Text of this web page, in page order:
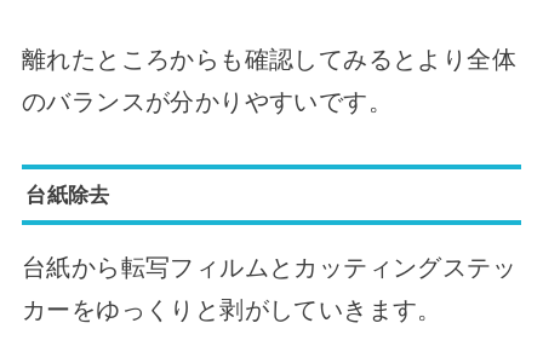
離れたところからも確認してみるとより全体
のバランスが分かりやすいです。
台紙除去
台紙から転写フィルムとカッティングステッ
カーをゆっくりと剥がしていきます。